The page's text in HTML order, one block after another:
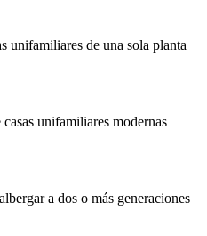
unifamiliares de una sola planta
unifamiliares modernas
a dos o más generaciones